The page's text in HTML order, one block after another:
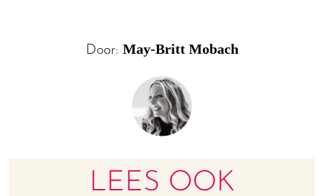
Door: May-Britt Mobach
LEES OOK